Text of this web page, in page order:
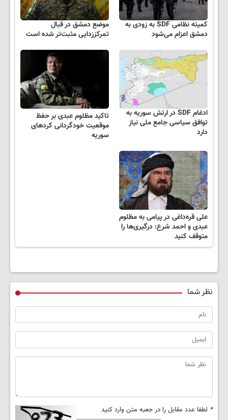
کمیته نظامی SDF به زودی به
دمشق اعزام می‌شود
موضع دمشق در قبال
تمرکززدایی مثبت‌تر شده است
ادغام SDF در ارتش سوریه به
توافق سیاسی جامع ملی نیاز
دارد
تاکید مظلوم عبدی بر حفظ
موقعیت خودگردانی کردهای
سوریه
علی قره‌داغی در پیامی به مظلوم
عبدی و احمد شرع: درگیری‌ها را
متوقف کنید
نظر شما
* لطفا عدد مقابل را در جعبه متن وارد کنید